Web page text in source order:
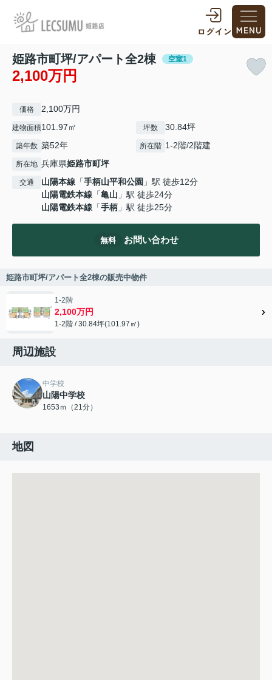
姫路市町坪/アパート全2棟 空室1
2,100万円
価格 2,100万円
建物面積101.97㎡ 坪数 30.84坪
築年数 築52年 所在階 1-2階/2階建
所在地 兵庫県姫路市町坪
交通 山陽本線 「手柄山平和公園 」駅 徒歩12分
山陽電鉄本線 「亀山 」駅 徒歩24分
山陽電鉄本線 「手柄 」駅 徒歩25分
無料 お問い合わせ
姫路市町坪/アパート全2棟の販売中物件
1-2階
2,100万円
1-2階 / 30.84坪(101.97㎡)
周辺施設
中学校
山陽中学校
1653ｍ（21分）
地図